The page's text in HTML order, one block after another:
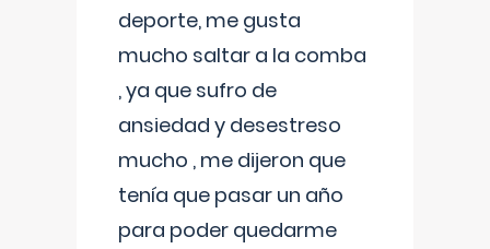
deporte, me gusta
mucho saltar a la comba
, ya que sufro de
ansiedad y desestreso
mucho , me dijeron que
tenía que pasar un año
para poder quedarme